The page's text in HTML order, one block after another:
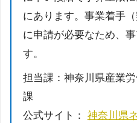
にあります。事業着手
に申請が必要なため、
す。
担当課：神奈川県産業
課
公式サイト： 神奈川県